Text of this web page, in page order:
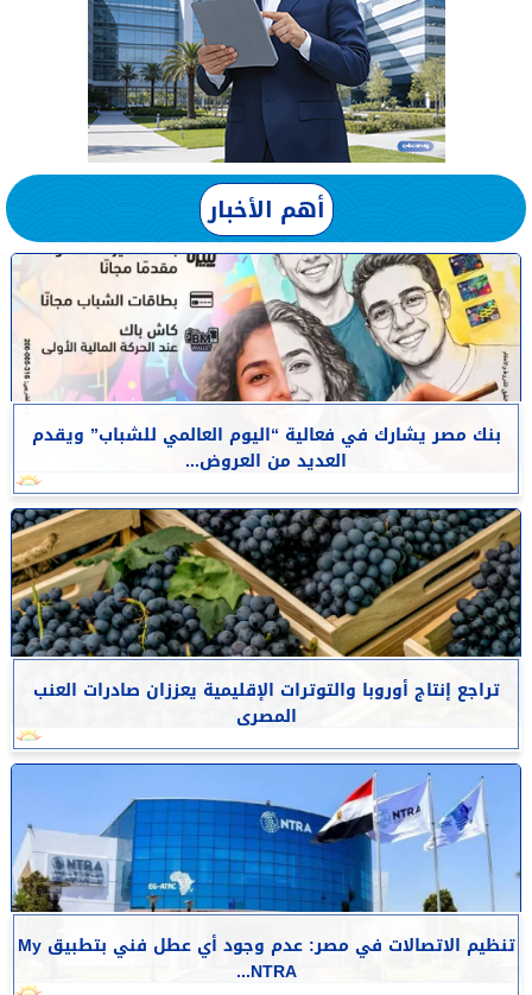
أهم الأخبار
بنك مصر يشارك في فعالية “اليوم العالمي للشباب” ويقدم
العديد من العروض...
تراجع إنتاج أوروبا والتوترات الإقليمية يعززان صادرات العنب
المصرى
تنظيم الاتصالات في مصر: عدم وجود أي عطل فني بتطبيق My
NTRA...